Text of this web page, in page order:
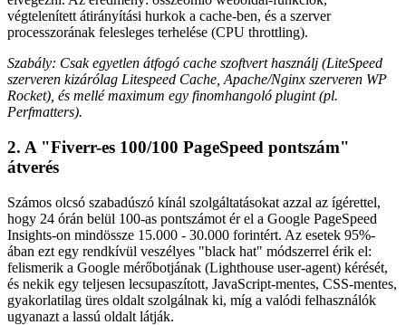
végtelenített átirányítási hurkok a cache-ben, és a szerver
processzorának felesleges terhelése (CPU throttling).
Szabály: Csak egyetlen átfogó cache szoftvert használj (LiteSpeed
szerveren kizárólag Litespeed Cache, Apache/Nginx szerveren WP
Rocket), és mellé maximum egy finomhangoló plugint (pl.
Perfmatters).
2. A "Fiverr-es 100/100 PageSpeed pontszám"
átverés
Számos olcsó szabadúszó kínál szolgáltatásokat azzal az ígérettel,
hogy 24 órán belül 100-as pontszámot ér el a Google PageSpeed
Insights-on mindössze 15.000 - 30.000 forintért. Az esetek 95%-
ában ezt egy rendkívül veszélyes "black hat" módszerrel érik el:
felismerik a Google mérőbotjának (Lighthouse user-agent) kérését,
és nekik egy teljesen lecsupaszított, JavaScript-mentes, CSS-mentes,
gyakorlatilag üres oldalt szolgálnak ki, míg a valódi felhasználók
ugyanazt a lassú oldalt látják.